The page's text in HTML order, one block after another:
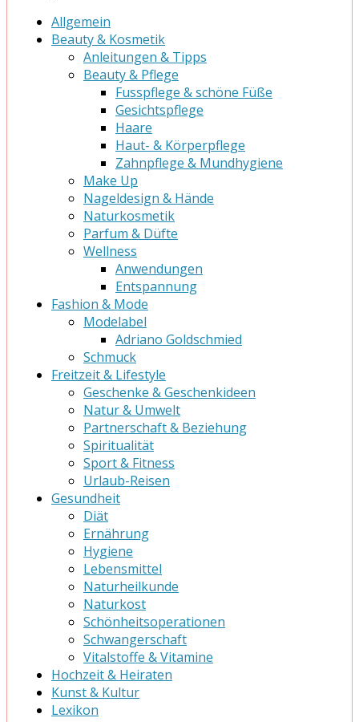
Allgemein
Beauty & Kosmetik
Anleitungen & Tipps
Beauty & Pflege
Fusspflege & schöne Füße
Gesichtspflege
Haare
Haut- & Körperpflege
Zahnpflege & Mundhygiene
Make Up
Nageldesign & Hände
Naturkosmetik
Parfum & Düfte
Wellness
Anwendungen
Entspannung
Fashion & Mode
Modelabel
Adriano Goldschmied
Schmuck
Freitzeit & Lifestyle
Geschenke & Geschenkideen
Natur & Umwelt
Partnerschaft & Beziehung
Spiritualität
Sport & Fitness
Urlaub-Reisen
Gesundheit
Diät
Ernährung
Hygiene
Lebensmittel
Naturheilkunde
Naturkost
Schönheitsoperationen
Schwangerschaft
Vitalstoffe & Vitamine
Hochzeit & Heiraten
Kunst & Kultur
Lexikon